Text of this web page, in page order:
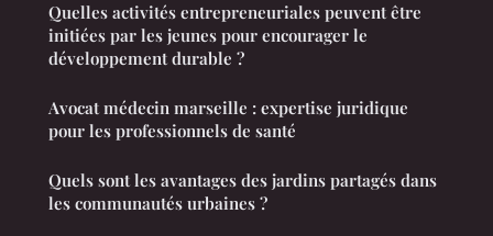
Quelles activités entrepreneuriales peuvent être
initiées par les jeunes pour encourager le
développement durable ?
Avocat médecin marseille : expertise juridique
pour les professionnels de santé
Quels sont les avantages des jardins partagés dans
les communautés urbaines ?